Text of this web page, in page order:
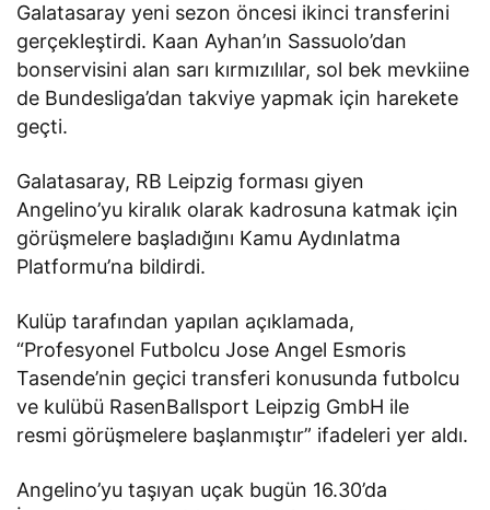
Galatasaray yeni sezon öncesi ikinci transferini
gerçekleştirdi. Kaan Ayhan’ın Sassuolo’dan
bonservisini alan sarı kırmızılılar, sol bek mevkiine
de Bundesliga’dan takviye yapmak için harekete
geçti.
Galatasaray, RB Leipzig forması giyen
Angelino’yu kiralık olarak kadrosuna katmak için
görüşmelere başladığını Kamu Aydınlatma
Platformu’na bildirdi.
Kulüp tarafından yapılan açıklamada,
“Profesyonel Futbolcu Jose Angel Esmoris
Tasende’nin geçici transferi konusunda futbolcu
ve kulübü RasenBallsport Leipzig GmbH ile
resmi görüşmelere başlanmıştır” ifadeleri yer aldı.
Angelino’yu taşıyan uçak bugün 16.30’da